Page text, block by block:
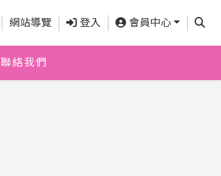
網站導覽 登入 會員中心 查詢
聯絡我們